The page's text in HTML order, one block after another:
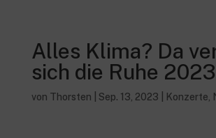
Alles Klima? Da
sich die Ruhe 2023
von Thorsten Sep. 13, 2023 Konzerte